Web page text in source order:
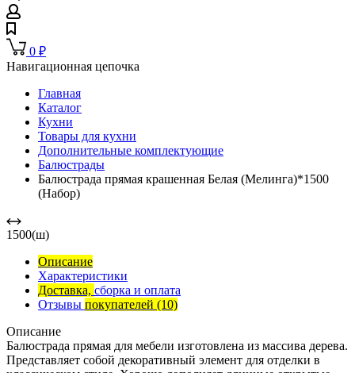
0 ₽
Навигационная цепочка
Главная
Каталог
Кухни
Товары для кухни
Дополнительные комплектующие
Балюстрады
Балюстрада прямая крашенная Белая (Мелинга)*1500
(Набор)
1500(ш)
Описание
Характеристики
Доставка, сборка и оплата
Отзывы покупателей (10)
Описание
Балюстрада прямая для мебели изготовлена из массива дерева.
Представляет собой декоративный элемент для отделки в